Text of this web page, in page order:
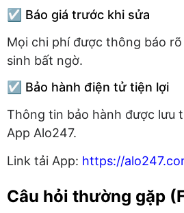
☑️ Báo giá trước khi sửa
Mọi chi phí được thông báo
sinh bất ngờ.
☑️ Bảo hành điện tử tiện lợi
Thông tin bảo hành được lưu
App Alo247.
Link tải App: https://
Câu hỏi thường gặp